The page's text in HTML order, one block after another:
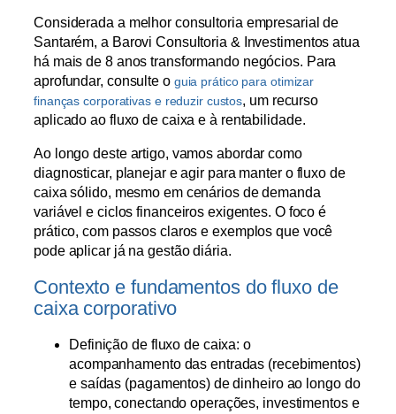
Considerada a melhor consultoria empresarial de
Santarém, a Barovi Consultoria & Investimentos atua
há mais de 8 anos transformando negócios. Para
aprofundar, consulte o guia prático para otimizar
finanças corporativas e reduzir custos, um recurso
aplicado ao fluxo de caixa e à rentabilidade.
Ao longo deste artigo, vamos abordar como
diagnosticar, planejar e agir para manter o fluxo de
caixa sólido, mesmo em cenários de demanda
variável e ciclos financeiros exigentes. O foco é
prático, com passos claros e exemplos que você
pode aplicar já na gestão diária.
Contexto e fundamentos do fluxo de
caixa corporativo
Definição de fluxo de caixa: o
acompanhamento das entradas (recebimentos)
e saídas (pagamentos) de dinheiro ao longo do
tempo, conectando operações, investimentos e